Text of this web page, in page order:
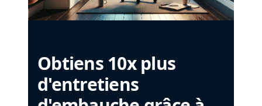
Obtiens 10x plus
d'entretiens